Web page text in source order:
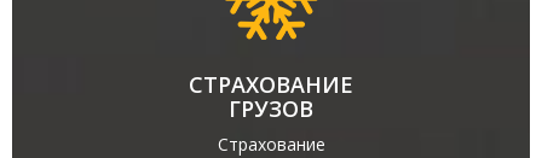
СТРАХОВАНИЕ
ГРУЗОВ
Страхование